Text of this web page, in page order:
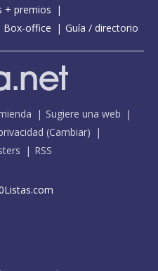
+ premios
Box-office Guía / directorio
Sugiere una web
(Cambiar)
RSS